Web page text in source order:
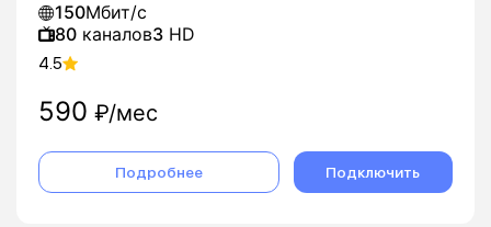
150Мбит/с
80 каналов3 HD
4.5
590 ₽/мес
Подробнее Подключить